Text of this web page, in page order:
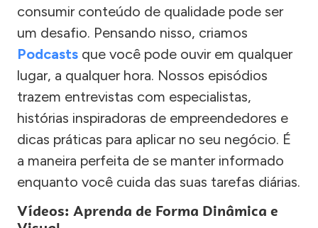
consumir conteúdo de qualidade pode ser
um desafio. Pensando nisso, criamos
Podcasts que você pode ouvir em qualquer
lugar, a qualquer hora. Nossos episódios
trazem entrevistas com especialistas,
histórias inspiradoras de empreendedores e
dicas práticas para aplicar no seu negócio. É
a maneira perfeita de se manter informado
enquanto você cuida das suas tarefas diárias.
Vídeos: Aprenda de Forma Dinâmica e